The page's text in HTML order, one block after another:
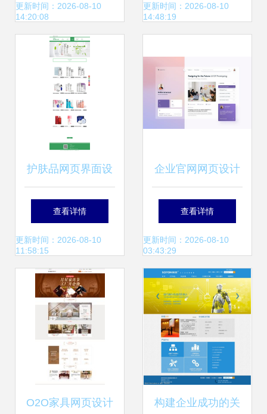
更新时间：2026-08-10
14:20:08
全流程指南
更新时间：2026-08-10
14:48:19
护肤品网页界面设
计改版 从网络工程
视角看用户体验与
性能优化
查看详情
更新时间：2026-08-10
11:58:15
企业官网网页设计
从模板应用到程序
学习的完整指南
查看详情
更新时间：2026-08-10
03:43:29
O2O家具网页设计 构建企业成功的关